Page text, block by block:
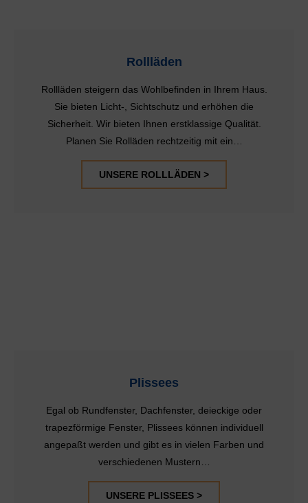
Rollläden
Rollläden steigern das Wohlbefinden in Ihrem Haus.
Sie bieten Licht-, Sichtschutz und erhöhen die
Sicherheit. Wir bieten Ihnen erstklassige Qualität.
Planen Sie Rolläden rechtzeitig mit ein…
UNSERE ROLLLÄDEN >
Plissees
Egal ob Rundfenster, Dachfenster, deieckige oder
trapezförmige Fenster, Plissees können individuell
angepaßt werden und gibt es in vielen Farben und
verschiedenen Mustern…
UNSERE PLISSEES >